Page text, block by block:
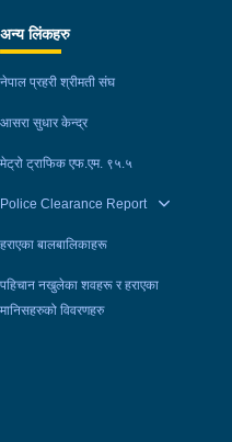
अन्य लिंकहरु
नेपाल प्रहरी श्रीमती संघ
आसरा सुधार केन्द्र
मेट्रो ट्राफिक एफ.एम. ९५.५
Police Clearance Report
हराएका बालबालिकाहरू
पहिचान नखुलेका शवहरू र हराएका
मानिसहरुको विवरणहरु